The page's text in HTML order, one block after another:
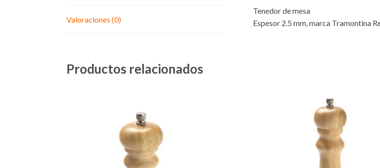
Valoraciones (0)
Tenedor de mesa
Espesor 2.5 mm, marca Tramontina
Productos relacionados